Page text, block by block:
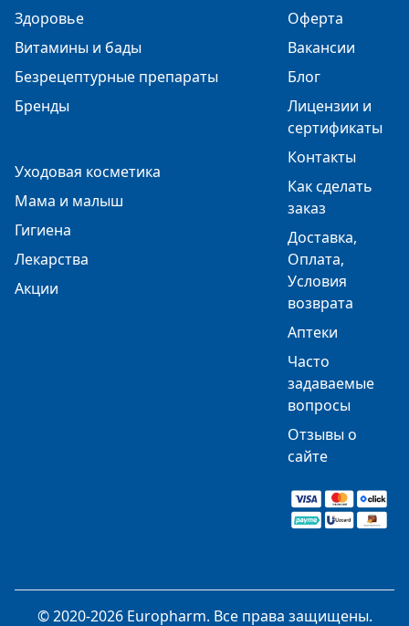
Здоровье
Витамины и бады
Безрецептурные препараты
Бренды
Уходовая косметика
Мама и малыш
Гигиена
Лекарства
Акции
Оферта
Вакансии
Блог
Лицензии и
сертификаты
Контакты
Как сделать
заказ
Доставка,
Оплата,
Условия
возврата
Аптеки
Часто
задаваемые
вопросы
Отзывы о
сайте
© 2020-2026 Europharm. Все права защищены.